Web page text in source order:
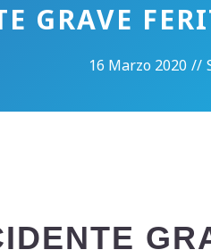
GRAVE
16 Marzo 2020 //